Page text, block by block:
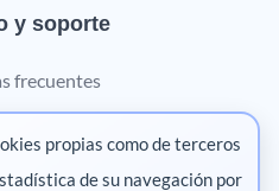
y soporte
frecuentes
digital
propias como de terceros
de su navegación por